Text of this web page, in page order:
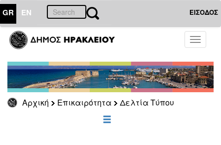
GR EN ΕΙΣΟΔΟΣ
Toggle
Αρχική Επικαιρότητα Δελτία Τύπου
ΕΠΙΚΑΙΡΟΤΗΤΑ
Τύπου
Αρχείο